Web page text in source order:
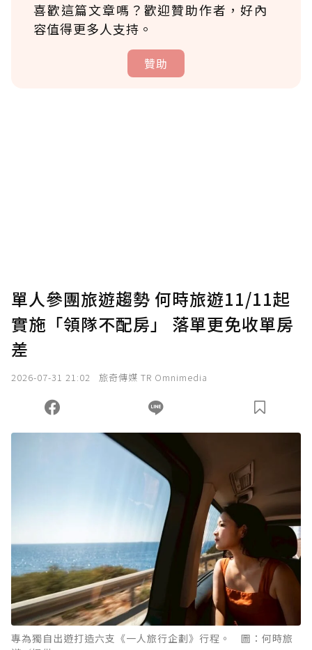
喜歡這篇文章嗎？歡迎贊助作者，好內
容值得更多人支持。
贊助
確認送出
您當前剩餘 U 利點數：0點；前往 購買點數
單人參團旅遊趨勢 何時旅遊11/11起
實施「領隊不配房」 落單更免收單房
差
2026-07-31 21:02 旅奇傳媒 TR Omnimedia
專為獨自出遊打造六支《一人旅行企劃》行程。 圖：何時旅